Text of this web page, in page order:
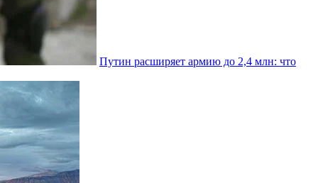
Путин расширяет армию до 2,4 млн: что